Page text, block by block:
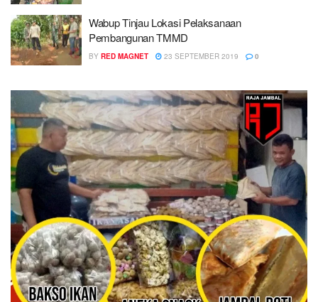
Wabup Tinjau Lokasi Pelaksanaan
Pembangunan TMMD
BY RED MAGNET 23 SEPTEMBER 2019 0